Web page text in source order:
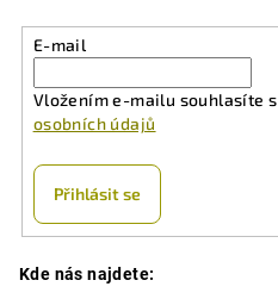
E-mail
Vložením e-mailu souhlasíte s
osobních údajů
Přihlásit se
Kde nás najdete: